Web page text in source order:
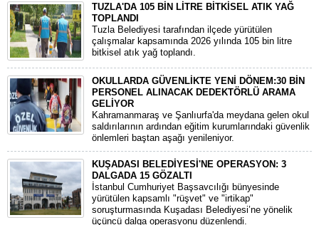
TUZLA'DA 105 BİN LİTRE BİTKİSEL ATIK YAĞ
TOPLANDI
Tuzla Belediyesi tarafından ilçede yürütülen
çalışmalar kapsamında 2026 yılında 105 bin litre
bitkisel atık yağ toplandı.
OKULLARDA GÜVENLİKTE YENİ DÖNEM:30 BİN
PERSONEL ALINACAK DEDEKTÖRLÜ ARAMA
GELİYOR
​Kahramanmaraş ve Şanlıurfa'da meydana gelen okul
saldırılarının ardından eğitim kurumlarındaki güvenlik
önlemleri baştan aşağı yenileniyor.
KUŞADASI BELEDİYESİ'NE OPERASYON: 3
DALGADA 15 GÖZALTI
​İstanbul Cumhuriyet Başsavcılığı bünyesinde
yürütülen kapsamlı "rüşvet" ve "irtikap"
soruşturmasında Kuşadası Belediyesi’ne yönelik
üçüncü dalga operasyonu düzenlendi.